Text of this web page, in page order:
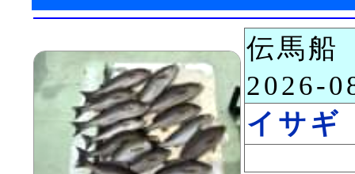
伝馬
2026-
イサギ